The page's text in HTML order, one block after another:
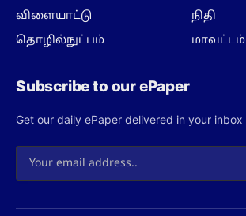
விளையாட்டு
தொழில்நுட்பம்
நிதி
மாவட்டம்
Subscribe to our ePaper
Get our daily ePaper delivered in your inbox